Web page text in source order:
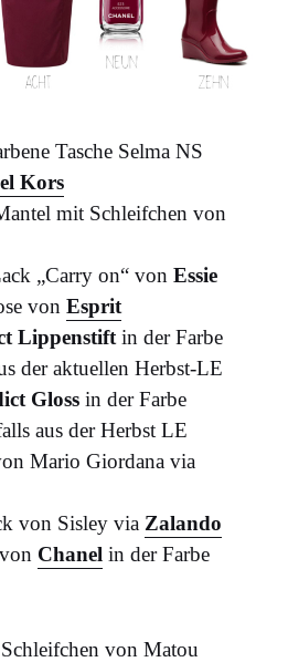
Tasche Selma NS
Kors
mit Schleifchen von
„Carry on“ von Essie
von Esprit
Lippenstift in der Farbe
der aktuellen Herbst-LE
Gloss in der Farbe
aus der Herbst LE
Mario Giordana via
von Sisley via Zalando
Chanel in der Farbe
von Matou